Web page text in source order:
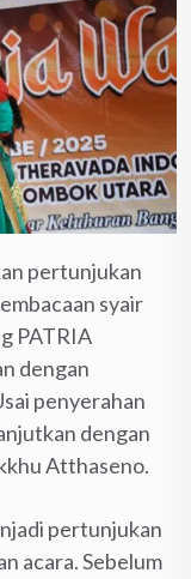
pertunjukan
syair
PATRIA
dengan
penyerahan
dengan
Atthaseno.
pertunjukan
acara. Sebelum